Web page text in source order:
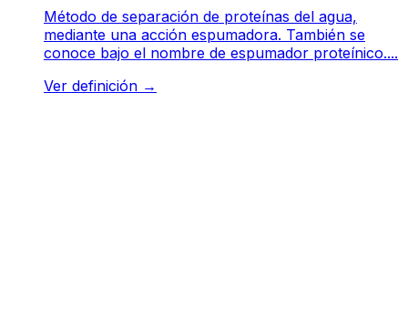
Método de separación de proteínas del agua,
mediante una acción espumadora. También se
conoce bajo el nombre de espumador proteínico....
Ver definición →